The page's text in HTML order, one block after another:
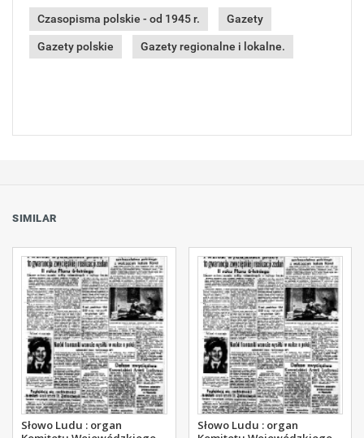
Czasopisma polskie - od 1945 r. Gazety
Gazety polskie Gazety regionalne i lokalne.
SIMILAR
Słowo Ludu : organ
Słowo Ludu : organ